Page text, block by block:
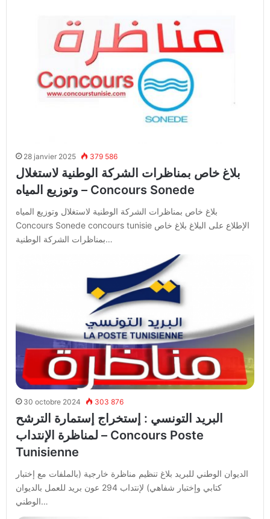
28 janvier 2025 379 586
بلاغ خاص بمناظرات الشركة الوطنية لاستغلال
وتوزيع المياه – Concours Sonede
بلاغ خاص بمناظرات الشركة الوطنية لاستغلال وتوزيع المياه
Concours Sonede concours tunisie الإطلاع على البلاغ بلاغ خاص
بمناظرات الشركة الوطنية…
30 octobre 2024 303 876
البريد التونسي : إستخراج إستمارة الترشح
لمناظرة الإنتداب – Concours Poste
Tunisienne
الديوان الوطني للبريد بلاغ تنظيم مناظرة خارجية (بالملفات مع إختبار
كتابي وإختبار شفاهي) لإنتداب 294 عون بريد للعمل بالديوان
الوطني…